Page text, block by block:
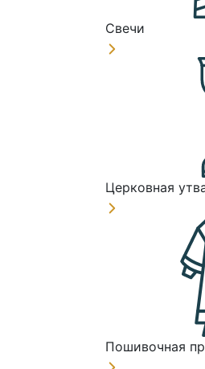
Свечи
Церковная
Пошивочная